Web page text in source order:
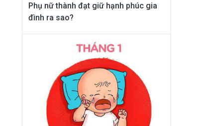
Phụ nữ thành đạt giữ hạnh phúc gia
đình ra sao?